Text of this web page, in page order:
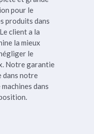
pour le
produits dans
client a la
la mieux
le
Notre garantie
dans notre
dans